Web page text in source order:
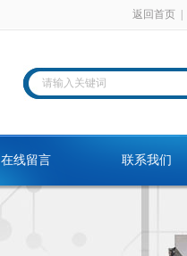
返回首页
在线留言 联系我们